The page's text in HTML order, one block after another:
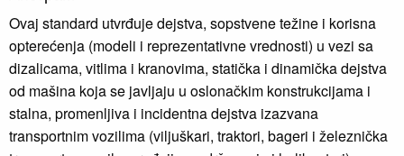
Ovaj standard utvrđuje dejstva, sopstvene težine i korisna
opterećenja (modeli i reprezentativne vrednosti) u vezi sa
dizalicama, vitlima i kranovima, statička i dinamička dejstva
od mašina koja se javljaju u oslonačkim konstrukcijama i
stalna, promenljiva i incidentna dejstva izazvana
transportnim vozilima (viljuškari, traktori, bageri i železnička